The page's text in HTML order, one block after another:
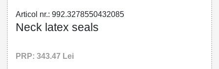
Articol nr.: 992.3278550432085
Neck latex seals
PRP: 343.47 Lei